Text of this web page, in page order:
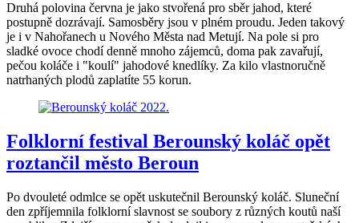
Druhá polovina června je jako stvořená pro sběr jahod, které
postupně dozrávají. Samosběry jsou v plném proudu. Jeden takový
je i v Nahořanech u Nového Města nad Metují. Na pole si pro
sladké ovoce chodí denně mnoho zájemců, doma pak zavařují,
pečou koláče i "koulí" jahodové knedlíky. Za kilo vlastnoručně
natrhaných plodů zaplatíte 55 korun.
Folklorní festival Berounský koláč opět
roztančil město Beroun
Po dvouleté odmlce se opět uskutečnil Berounský koláč. Sluneční
den zpříjemnila folklorní slavnost se soubory z různých koutů naší